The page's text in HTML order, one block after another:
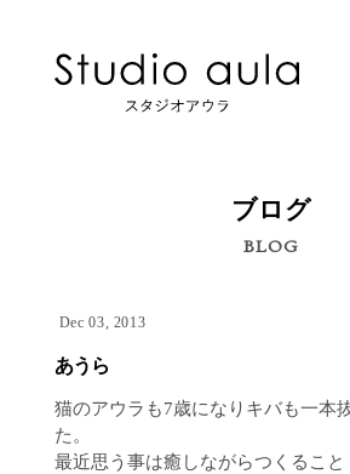
ブログ
BLOG
Dec 03, 2013
あうら
猫のアウラも7歳になりキバも一本
た。
最近思う事は癒しながらつくること